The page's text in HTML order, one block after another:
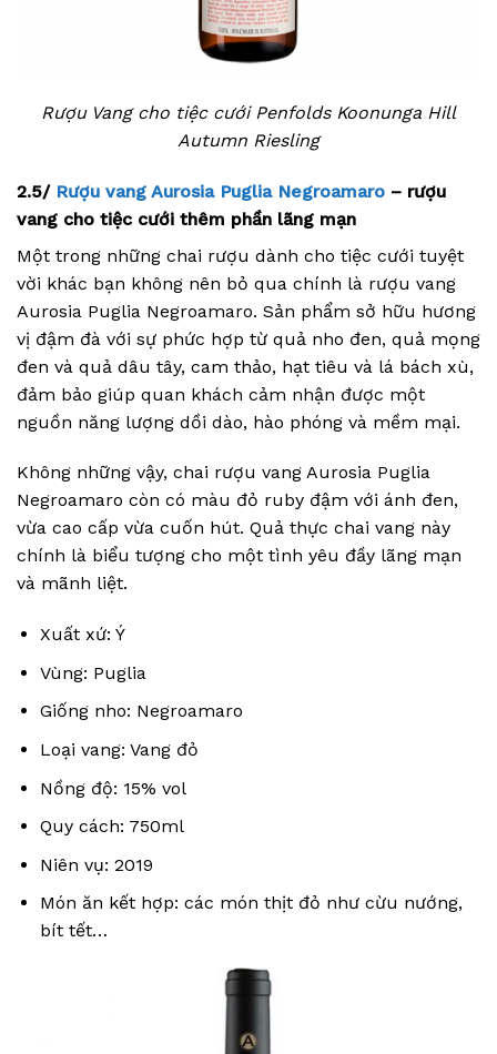
Rượu Vang cho tiệc cưới Penfolds Koonunga Hill
Autumn Riesling
2.5/ Rượu vang Aurosia Puglia Negroamaro – rượu
vang cho tiệc cưới thêm phần lãng mạn
Một trong những chai rượu dành cho tiệc cưới tuyệt
vời khác bạn không nên bỏ qua chính là rượu vang
Aurosia Puglia Negroamaro. Sản phẩm sở hữu hương
vị đậm đà với sự phức hợp từ quả nho đen, quả mọng
đen và quả dâu tây, cam thảo, hạt tiêu và lá bách xù,
đảm bảo giúp quan khách cảm nhận được một
nguồn năng lượng dồi dào, hào phóng và mềm mại.
Không những vậy, chai rượu vang Aurosia Puglia
Negroamaro còn có màu đỏ ruby đậm với ánh đen,
vừa cao cấp vừa cuốn hút. Quả thực chai vang này
chính là biểu tượng cho một tình yêu đầy lãng mạn
và mãnh liệt.
Xuất xứ: Ý
Vùng: Puglia
Giống nho: Negroamaro
Loại vang: Vang đỏ
Nồng độ: 15% vol
Quy cách: 750ml
Niên vụ: 2019
Món ăn kết hợp: các món thịt đỏ như cừu nướng,
bít tết…